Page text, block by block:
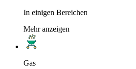
In einigen Bereichen
Mehr anzeigen
Gas